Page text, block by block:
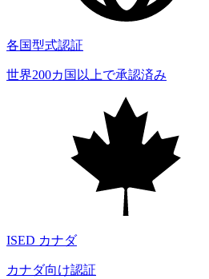
各国型式認証
世界200カ国以上で承認済み
ISED カナダ
カナダ向け認証